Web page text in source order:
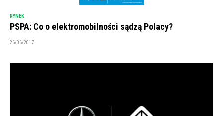
RYNEK
PSPA: Co o elektromobilności sądzą Polacy?
26/06/2017